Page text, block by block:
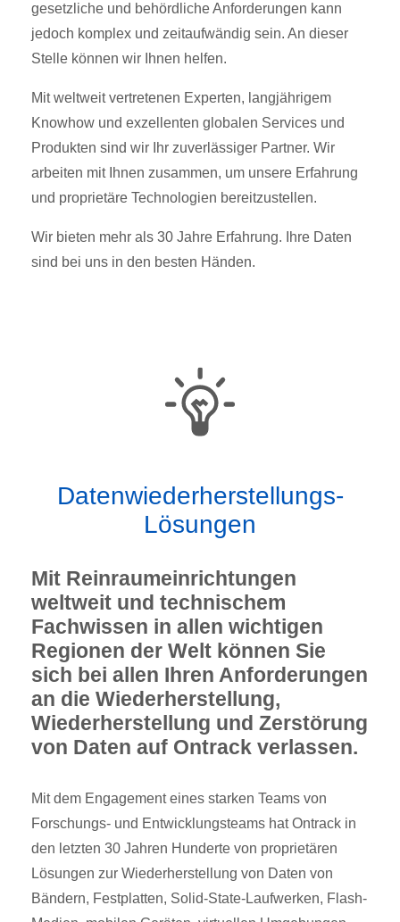
gesetzliche und behördliche Anforderungen kann
jedoch komplex und zeitaufwändig sein. An dieser
Stelle können wir Ihnen helfen.
Mit weltweit vertretenen Experten, langjährigem
Knowhow und exzellenten globalen Services und
Produkten sind wir Ihr zuverlässiger Partner. Wir
arbeiten mit Ihnen zusammen, um unsere Erfahrung
und proprietäre Technologien bereitzustellen.
Wir bieten mehr als 30 Jahre Erfahrung. Ihre Daten
sind bei uns in den besten Händen.
Datenwiederherstellungs-
Lösungen
Mit Reinraumeinrichtungen
weltweit und technischem
Fachwissen in allen wichtigen
Regionen der Welt können Sie
sich bei allen Ihren Anforderungen
an die Wiederherstellung,
Wiederherstellung und Zerstörung
von Daten auf Ontrack verlassen.
Mit dem Engagement eines starken Teams von
Forschungs- und Entwicklungsteams hat Ontrack in
den letzten 30 Jahren Hunderte von proprietären
Lösungen zur Wiederherstellung von Daten von
Bändern, Festplatten, Solid-State-Laufwerken, Flash-